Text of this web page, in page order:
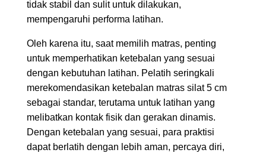
tidak stabil dan sulit untuk dilakukan,
mempengaruhi performa latihan.
Oleh karena itu, saat memilih matras, penting
untuk memperhatikan ketebalan yang sesuai
dengan kebutuhan latihan. Pelatih seringkali
merekomendasikan ketebalan matras silat 5 cm
sebagai standar, terutama untuk latihan yang
melibatkan kontak fisik dan gerakan dinamis.
Dengan ketebalan yang sesuai, para praktisi
dapat berlatih dengan lebih aman, percaya diri,